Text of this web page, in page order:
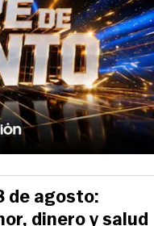
de agosto:
dinero y salud